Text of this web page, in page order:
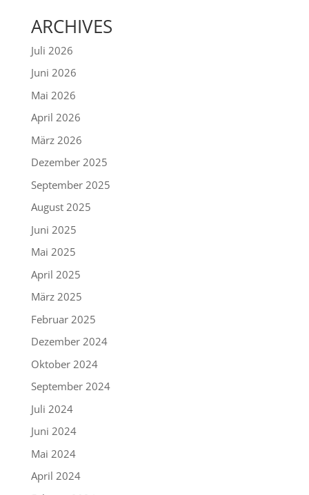
ARCHIVES
Juli 2026
Juni 2026
Mai 2026
April 2026
März 2026
Dezember 2025
September 2025
August 2025
Juni 2025
Mai 2025
April 2025
März 2025
Februar 2025
Dezember 2024
Oktober 2024
September 2024
Juli 2024
Juni 2024
Mai 2024
April 2024